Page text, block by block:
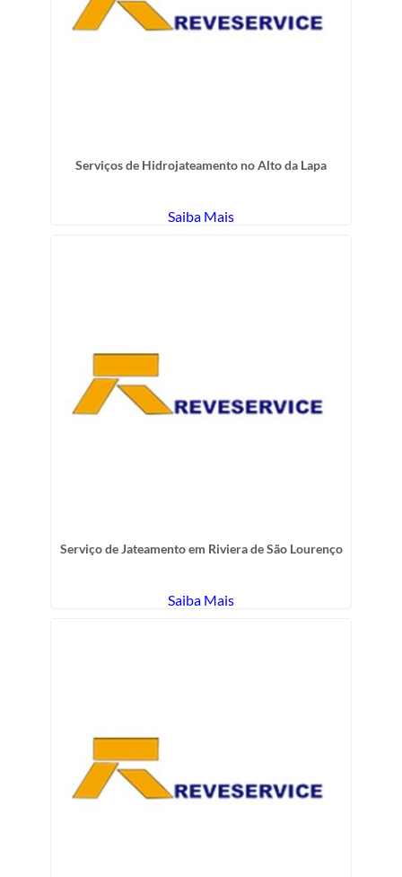
Serviços de Hidrojateamento no Alto da Lapa
Saiba Mais
Serviço de Jateamento em Riviera de São Lourenço
Saiba Mais